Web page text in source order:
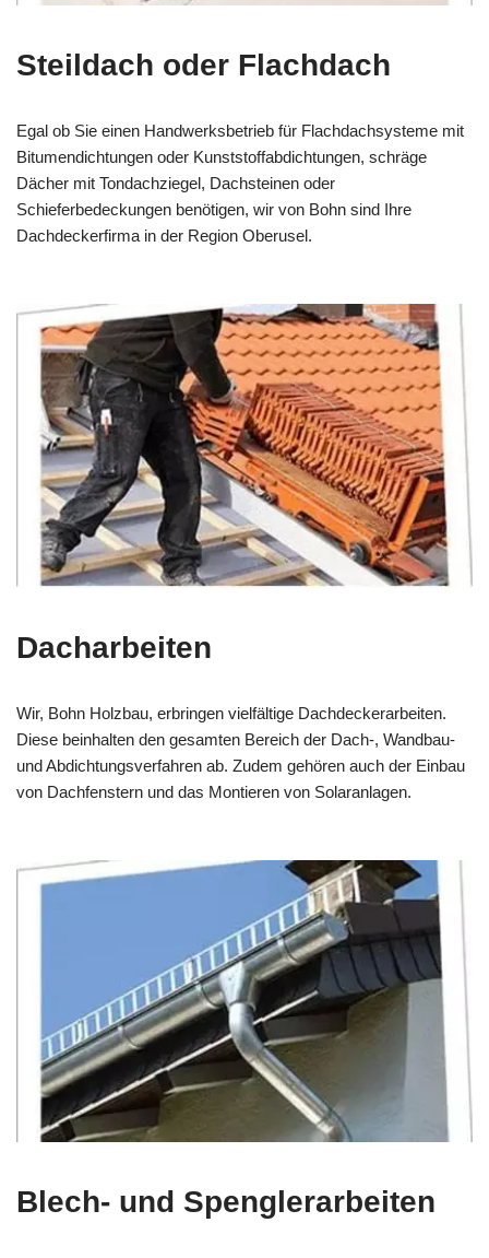
Steildach oder Flachdach
Egal ob Sie einen Handwerksbetrieb für Flachdachsysteme mit
Bitumendichtungen oder Kunststoffabdichtungen, schräge
Dächer mit Tondachziegel, Dachsteinen oder
Schieferbedeckungen benötigen, wir von Bohn sind Ihre
Dachdeckerfirma in der Region Oberusel.
Dacharbeiten
Wir, Bohn Holzbau, erbringen vielfältige Dachdeckerarbeiten.
Diese beinhalten den gesamten Bereich der Dach-, Wandbau-
und Abdichtungsverfahren ab. Zudem gehören auch der Einbau
von Dachfenstern und das Montieren von Solaranlagen.
Blech- und Spenglerarbeiten